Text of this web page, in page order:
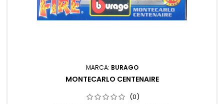
MARCA: BURAGO
MONTECARLO CENTENAIRE
(0)